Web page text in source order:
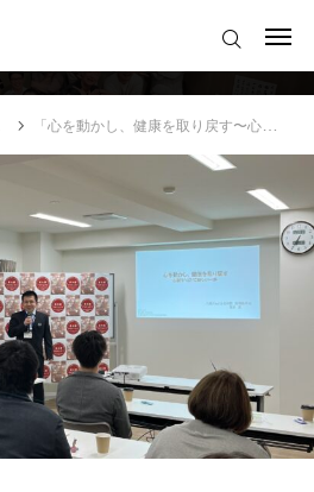
カフェ
「心を動かし、健康を取り戻す〜心臓リハビリで新しい一歩〜」を開催しました
ログイン
約